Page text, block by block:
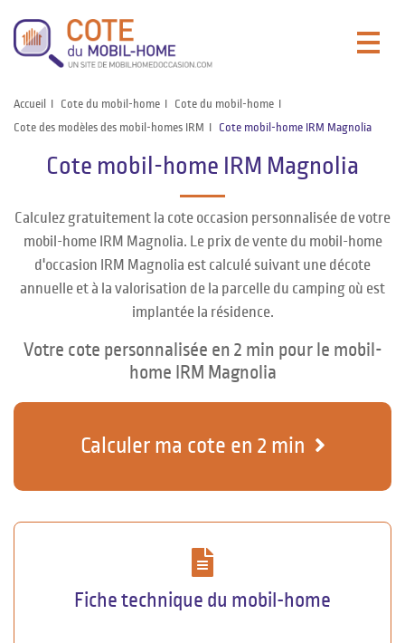
Accueil Cote du mobil-home
Cote du mobil-home
Cote des modèles des mobil-homes IRM
Cote mobil-home IRM Magnolia
Cote mobil-home IRM Magnolia
Calculez gratuitement la cote occasion personnalisée de votre
mobil-home IRM Magnolia. Le prix de vente du mobil-home
d'occasion IRM Magnolia est calculé suivant une décote
annuelle et à la valorisation de la parcelle du camping où est
implantée la résidence.
Votre cote personnalisée en 2 min pour le mobil-
home IRM Magnolia
Calculer ma cote en 2 min
Fiche technique du mobil-home